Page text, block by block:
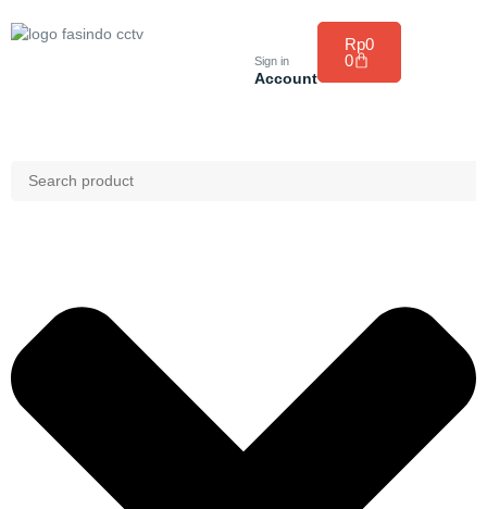
Sign in
Account
Rp0
0